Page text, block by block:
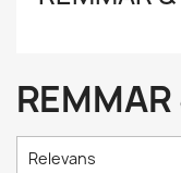
Relevans